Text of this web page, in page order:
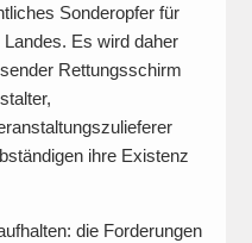
Sonderopfer für
Es wird daher
Rettungsschirm
ihre Existenz
die Forderungen